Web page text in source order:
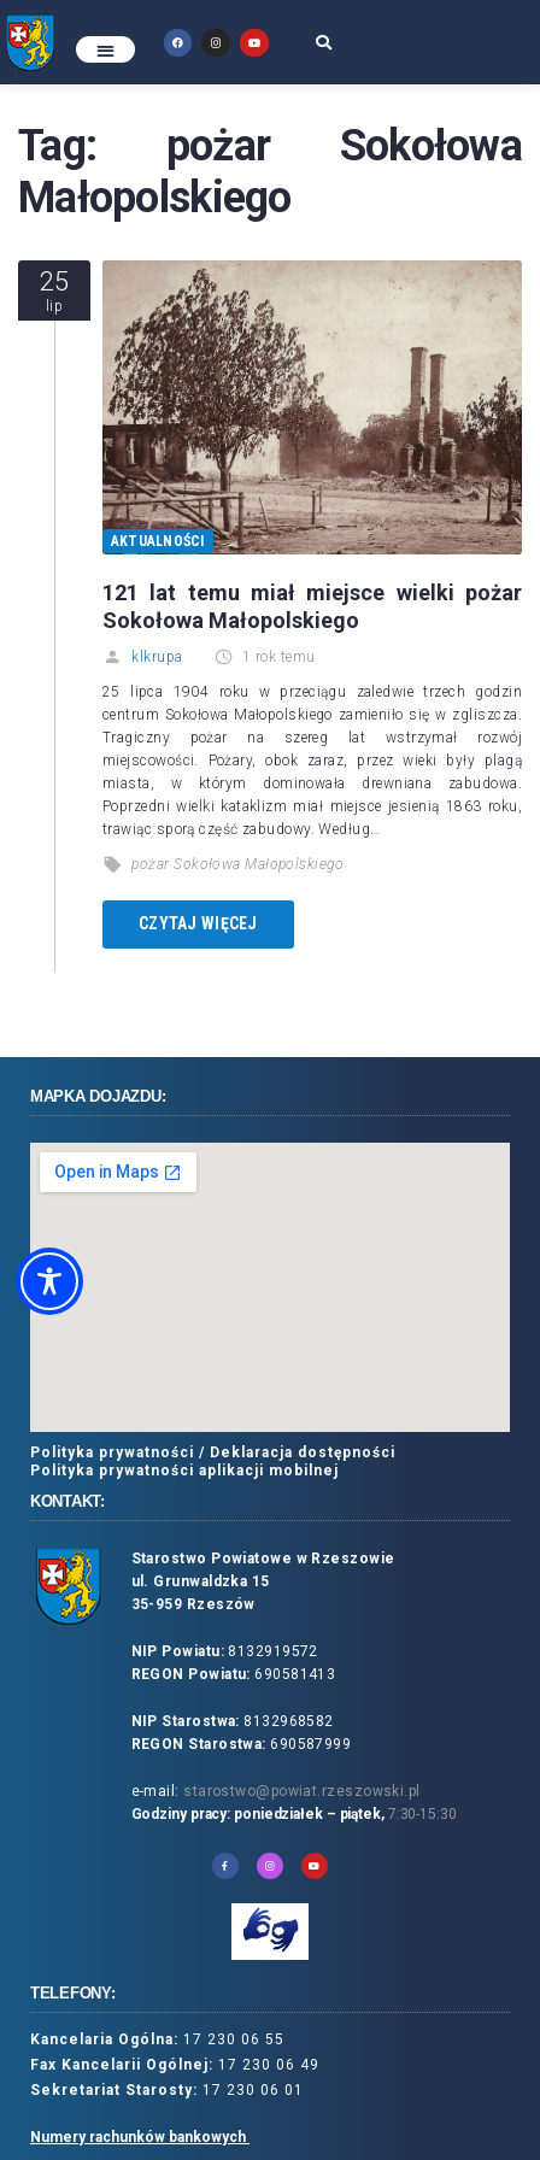
Tag: pożar Sokołowa
Małopolskiego
25
lip
AKTUALNOŚCI
121 lat temu miał miejsce wielki pożar
Sokołowa Małopolskiego
klkrupa 1 rok temu
25 lipca 1904 roku w przeciągu zaledwie trzech godzin
centrum Sokołowa Małopolskiego zamieniło się w zgliszcza.
Tragiczny pożar na szereg lat wstrzymał rozwój
miejscowości. Pożary, obok zaraz, przez wieki były plagą
miasta, w którym dominowała drewniana zabudowa.
Poprzedni wielki kataklizm miał miejsce jesienią 1863 roku,
trawiąc sporą część zabudowy. Według…
pożar Sokołowa Małopolskiego
CZYTAJ WIĘCEJ
MAPKA DOJAZDU:
Polityka prywatności / Deklaracja dostępności
Polityka prywatności aplikacji mobilnej
KONTAKT:
Starostwo Powiatowe w Rzeszowie
ul. Grunwaldzka 15
35-959 Rzeszów
NIP Powiatu:8132919572
REGON Powiatu: 690581413
NIP Starostwa: 8132968582
REGON Starostwa: 690587999
e-mail: starostwo@powiat.rzeszowski.pl
Godziny pracy: poniedziałek – piątek, 7:30-15:30
TELEFONY:
Kancelaria Ogólna: 17 230 06 55
Fax Kancelarii Ogólnej: 17 230 06 49
Sekretariat Starosty: 17 230 06 01
Numery rachunków bankowych